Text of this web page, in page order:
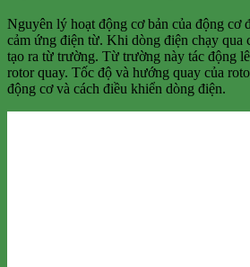
Nguyên lý hoạt động cơ bản của động cơ
cảm ứng điện từ. Khi dòng điện chạy qua
tạo ra từ trường. Từ trường này tác động
rotor quay. Tốc độ và hướng quay của
động cơ và cách điều khiển dòng điện.